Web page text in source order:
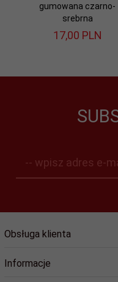
gumowana czarno-
srebrna
17,00 PLN
-- wpisz adres e-
Obsługa klienta
Informacje